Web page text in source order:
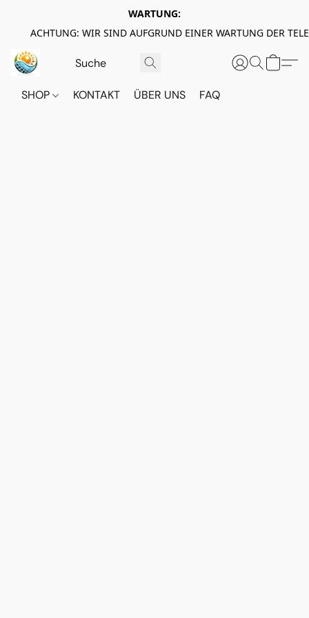
WARTUNG:
ACHTUNG: WIR SIND AUFGRUND EINER WARTUNG DER
SHOP KONTAKT ÜBER UNS FAQ